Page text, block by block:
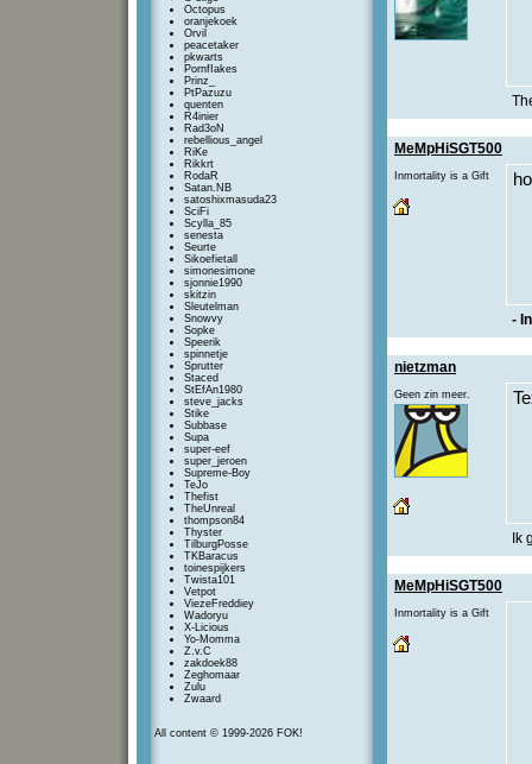
Octopus
oranjekoek
Orvil
peacetaker
pkwarts
PornfIakes
Prinz_
PtPazuzu
quenten
R4inier
Rad3oN
rebellious_angel
RiKe
Rikkrt
RodaR
Satan.NB
satoshixmasuda23
SciFi
Scylla_85
senesta
Seurte
Sikoefietall
simonesimone
sjonnie1990
skitzin
Sleutelman
Snowvy
Sopke
Speerik
spinnetje
Sprutter
Staced
StEfAn1980
steve_jacks
Stike
Subbase
Supa
super-eef
super_jeroen
Supreme-Boy
TeJo
Thefist
TheUnreal
thompson84
Thyster
TilburgPosse
TKBaracus
toinespijkers
Twista101
Vetpot
ViezeFreddiey
Wadoryu
X-Licious
Yo-Momma
Z.v.C
zakdoek88
Zeghomaar
Zulu
Zwaard
All content © 1999-2026 FOK!
MeMpHiSGT500
Inmortality is a Gift
-
nietzman
Geen zin meer.
Ik
MeMpHiSGT500
Inmortality is a Gift